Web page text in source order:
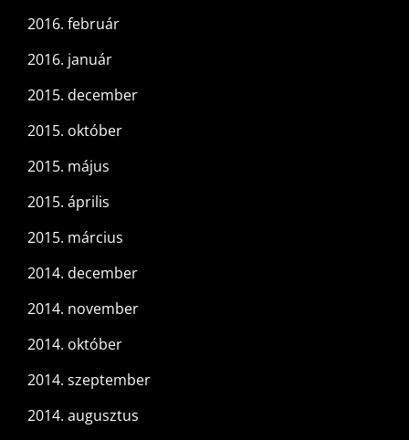
2016. február
2016. január
2015. december
2015. október
2015. május
2015. április
2015. március
2014. december
2014. november
2014. október
2014. szeptember
2014. augusztus